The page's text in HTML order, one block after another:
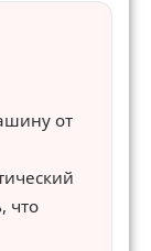
от
что